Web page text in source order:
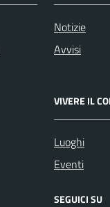
Notizie
Avvisi
VIVERE IL
Luoghi
Eventi
SEGUICI SU